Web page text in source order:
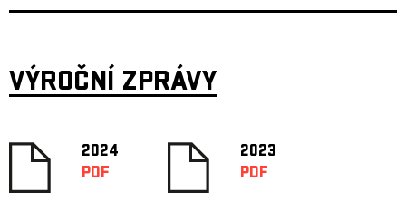
VÝROČNÍ ZPRÁVY
2024
PDF
2023
PDF